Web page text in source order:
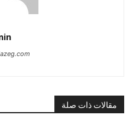
مقالات ذات صلة